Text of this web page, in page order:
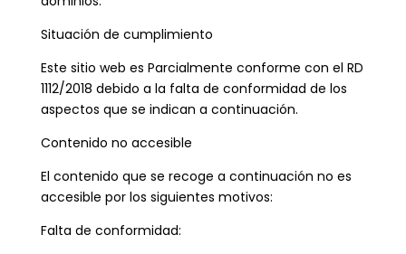
Situación de cumplimiento
Este sitio web es Parcialmente conforme con el RD
1112/2018 debido a la falta de conformidad de los
aspectos que se indican a continuación.
Contenido no accesible
El contenido que se recoge a continuación no es
accesible por los siguientes motivos:
Falta de conformidad: